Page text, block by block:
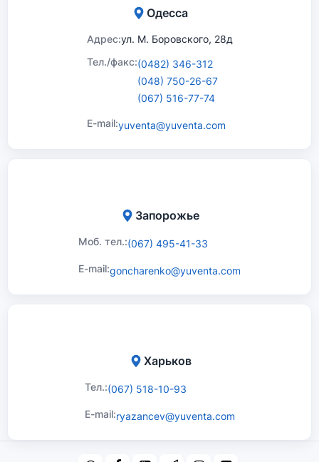
Одесса
Адрес:ул. М. Боровского, 28д
Тел./факс:(0482) 346-312
(048) 750-26-67
(067) 516-77-74
E-mail:yuventa@yuventa.com
Запорожье
Моб. тел.:(067) 495-41-33
E-mail:goncharenko@yuventa.com
Харьков
Тел.:(067) 518-10-93
E-mail:ryazancev@yuventa.com